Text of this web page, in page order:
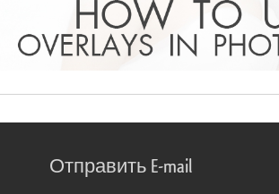
Отправить E-mail